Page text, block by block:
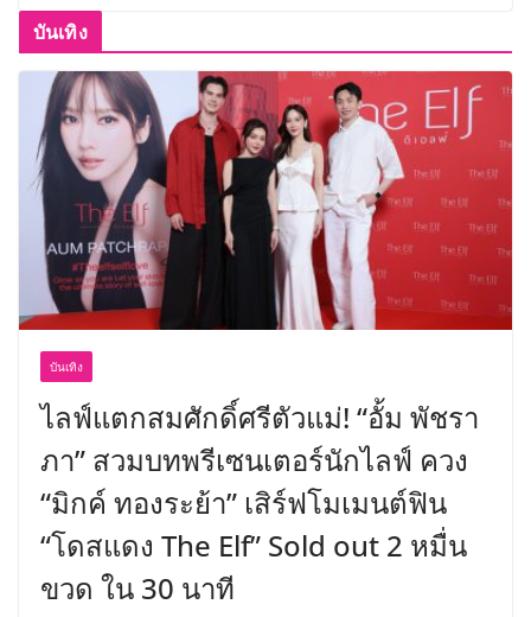
บันเทิง
บันเทิง
ไลฟ์แตกสมศักดิ์ศรีตัวแม่! “อั้ม พัชรา
ภา” สวมบทพรีเซนเตอร์นักไลฟ์ ควง
“มิกค์ ทองระย้า” เสิร์ฟโมเมนต์ฟิน
“โดสแดง The Elf” Sold out 2 หมื่น
ขวด ใน 30 นาที